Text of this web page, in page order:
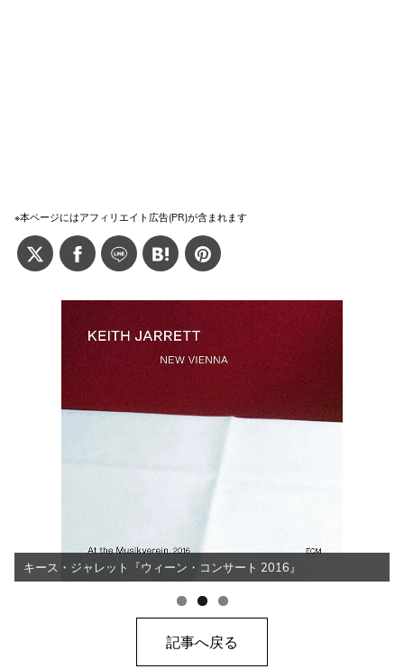
※本ページにはアフィリエイト広告(PR)が含まれます
キース・ジャレット『ウィーン・コンサート 2016』
記事へ戻る